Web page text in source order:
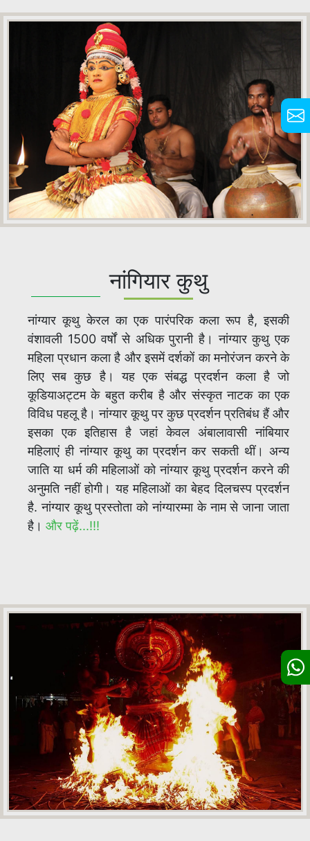
नांगियार कुथु
नांग्यार कूथु केरल का एक पारंपरिक कला रूप है, इसकी
वंशावली 1500 वर्षों से अधिक पुरानी है। नांग्यार कुथु एक
महिला प्रधान कला है और इसमें दर्शकों का मनोरंजन करने के
लिए सब कुछ है। यह एक संबद्ध प्रदर्शन कला है जो
कूडियाअट्टम के बहुत करीब है और संस्कृत नाटक का एक
विविध पहलू है। नांग्यार कूथु पर कुछ प्रदर्शन प्रतिबंध हैं और
इसका एक इतिहास है जहां केवल अंबालावासी नांबियार
महिलाएं ही नांग्यार कूथु का प्रदर्शन कर सकती थीं। अन्य
जाति या धर्म की महिलाओं को नांग्यार कूथु प्रदर्शन करने की
अनुमति नहीं होगी। यह महिलाओं का बेहद दिलचस्प प्रदर्शन
है. नांग्यार कूथु प्रस्तोता को नांग्यारम्मा के नाम से जाना जाता
है। और पढ़ें...!!!